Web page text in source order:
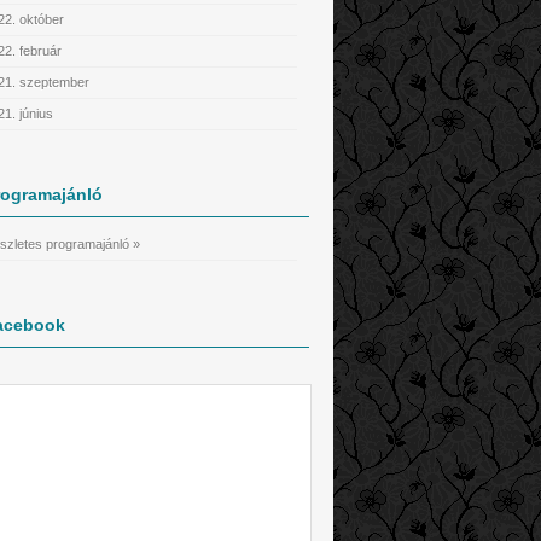
október
február
szeptember
június
programajánló »